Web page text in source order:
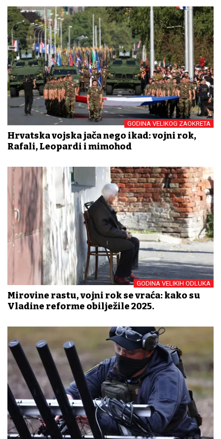
GODINA VELIKOG ZAOKRETA
Hrvatska vojska jača nego ikad: vojni rok,
Rafali, Leopardi i mimohod
GODINA VELIKIH ODLUKA
Mirovine rastu, vojni rok se vraća: kako su
Vladine reforme obilježile 2025.